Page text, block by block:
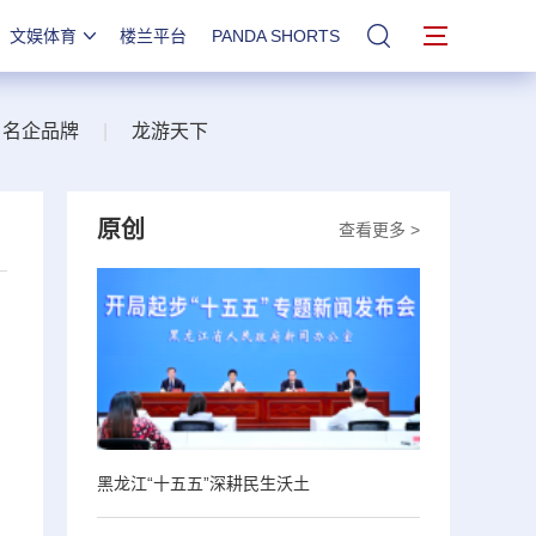
文娱体育 楼兰平台 PANDA SHORTS 站内搜索
名企品牌 龙游天下
查看更多 >
原创
黑龙江“十五五”深耕民生沃土